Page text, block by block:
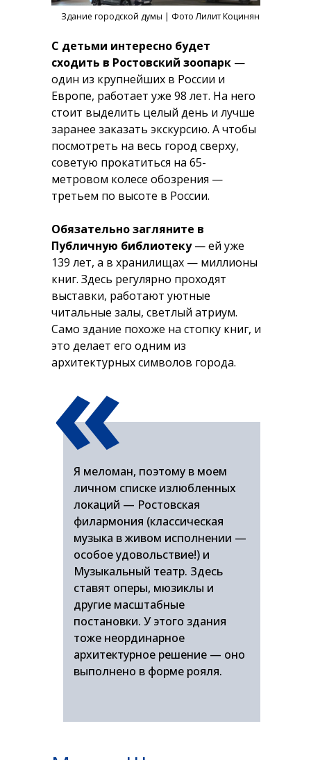
Здание городской думы | Фото Лилит Коцинян
С детьми интересно будет
сходить в Ростовский зоопарк —
один из крупнейших в России и
Европе, работает уже 98 лет. На него
стоит выделить целый день и лучше
заранее заказать экскурсию. А чтобы
посмотреть на весь город сверху,
советую прокатиться на 65-
метровом колесе обозрения —
третьем по высоте в России.
Обязательно загляните в
Публичную библиотеку— ей уже
139 лет, а в хранилищах — миллионы
книг. Здесь регулярно проходят
выставки, работают уютные
читальные залы, светлый атриум.
Само здание похоже на стопку книг, и
это делает его одним из
архитектурных символов города.
Я меломан, поэтому в моем
личном списке излюбленных
локаций — Ростовская
филармония (классическая
музыка в живом исполнении —
особое удовольствие!) и
Музыкальный театр. Здесь
ставят оперы, мюзиклы и
другие масштабные
постановки. У этого здания
тоже неординарное
архитектурное решение — оно
выполнено в форме рояля.
«